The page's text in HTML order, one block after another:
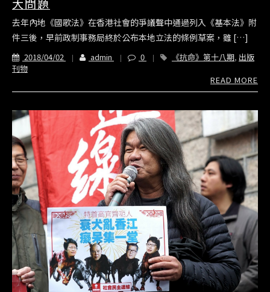
大問題
去年內地《國歌法》在香港社會的爭議聲中通過列入《基本法》附
件三後，早前政制事務局終於公布本地立法的條例草案，雖 […]
2018/04/02 admin 0 《抗命》第十八期, 出版
刊物
READ MORE